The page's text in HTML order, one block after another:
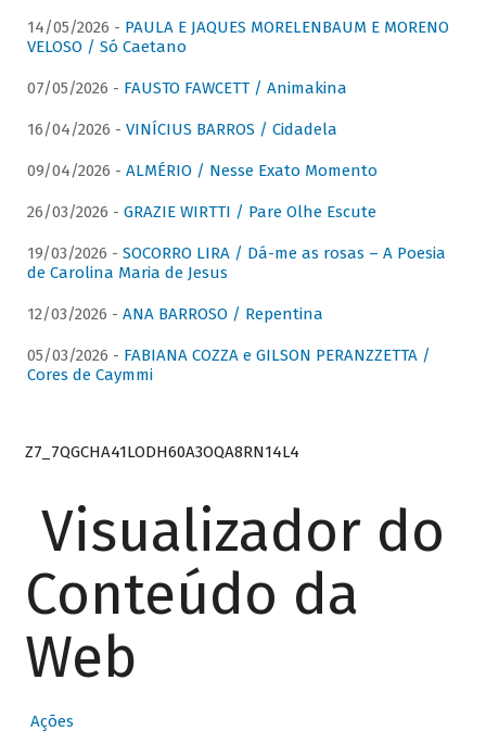
14/05/2026 - PAULA E JAQUES MORELENBAUM E MORENO
VELOSO / Só Caetano
07/05/2026 - FAUSTO FAWCETT / Animakina
16/04/2026 - VINÍCIUS BARROS / Cidadela
09/04/2026 - ALMÉRIO / Nesse Exato Momento
26/03/2026 - GRAZIE WIRTTI / Pare Olhe Escute
19/03/2026 - SOCORRO LIRA / Dá-me as rosas – A Poesia
de Carolina Maria de Jesus
12/03/2026 - ANA BARROSO / Repentina
05/03/2026 - FABIANA COZZA e GILSON PERANZZETTA /
Cores de Caymmi
Z7_7QGCHA41LODH60A3OQA8RN14L4
Visualizador do
Conteúdo da
Web
Ações